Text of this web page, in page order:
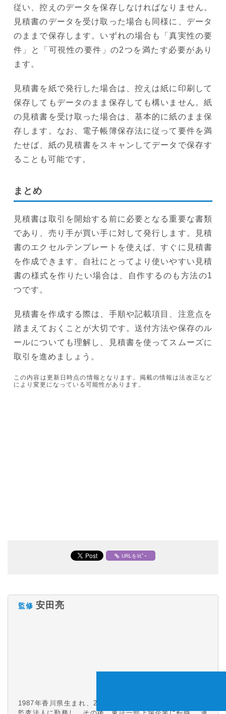
従い、控えのデータを保存しなければなりません。
見積書のデータを受け取った場合も同様に、データ
のままで保存します。いずれの場合も「真実性の要
件」と「可視性の要件」の2つを満たす必要があり
ます。
見積書を紙で発行した場合は、控えは紙に印刷して
保存してもデータのまま保存しても構いません。紙
の見積書を受け取った場合は、基本的に紙のまま保
存します。なお、電子帳簿保存法に従って要件を満
たせば、紙の見積書をスキャンしてデータで保存す
ることも可能です。
まとめ
見積書は取引を開始する前に必要となる重要な書類
であり、売り手が買い手に対して発行します。見積
書のエクセルテンプレートを使えば、すぐに見積書
を作成できます。自社にとってより使いやすい見積
書の様式を作りたい場合は、自作するのも方法の1
つです。
見積書を作成する際は、手順や記載項目、注意点を
踏まえておくことが大切です。送付方法や保存のル
ールについても理解し、見積書を使ってスムーズに
取引を進めましょう。
この内容は更新日時点の情報となります。掲載の情報は法改正など
により変更になっている可能性があります。
URLをｺﾋﾟｰ
監修 安田亮
1987年香川県生まれ、2008年公認会計士試験合格。 大手